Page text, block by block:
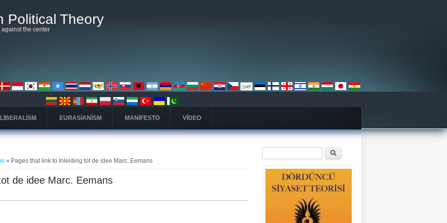
Political Theory
the center
EURASIANISM MANIFESTO VIDEO
» Pages that link to Inleiding tot de idee Marc. Eemans
de idee Marc. Eemans
Arama formu